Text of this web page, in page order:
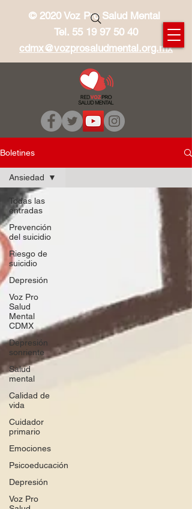
© 2020 Voz Pro Salud Mental
Tel. 55 19 97 50 40
cdmx@vozprosaludmental.org.mx
Boletines
Todas las
entradas
Prevención
del suicidio
Riesgo de
suicidio
Depresión
Voz Pro
Salud
Mental
CDMX
Depresión
sonriente
Salud
mental
Calidad de
vida
Cuidador
primario
Emociones
Psicoeducación
Depresión
Voz Pro
Ansiedad